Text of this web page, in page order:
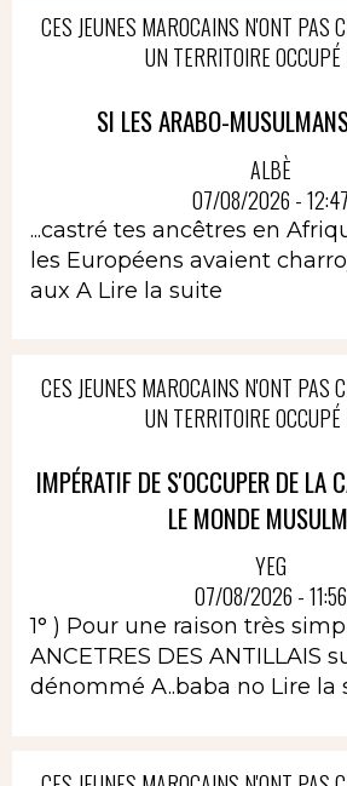
CES JEUNES MAROCAINS N'ONT PAS
UN TERRITOIRE OCCUPÉ
SI LES ARABO-
ALBÈ
07/08/2026 - 12:47
...castré tes ancêtres en
les Européens avaient
aux A Lire la suite
CES JEUNES MAROCAINS N'ONT PAS
UN TERRITOIRE OCCUPÉ
IMPÉRATIF DE S'OCCUPER DE LA
LE MONDE
YEG
07/08/2026 - 11:56
1° ) Pour une raison très
ANCETRES DES ANTILLAIS
dénommé A..baba no Lire la